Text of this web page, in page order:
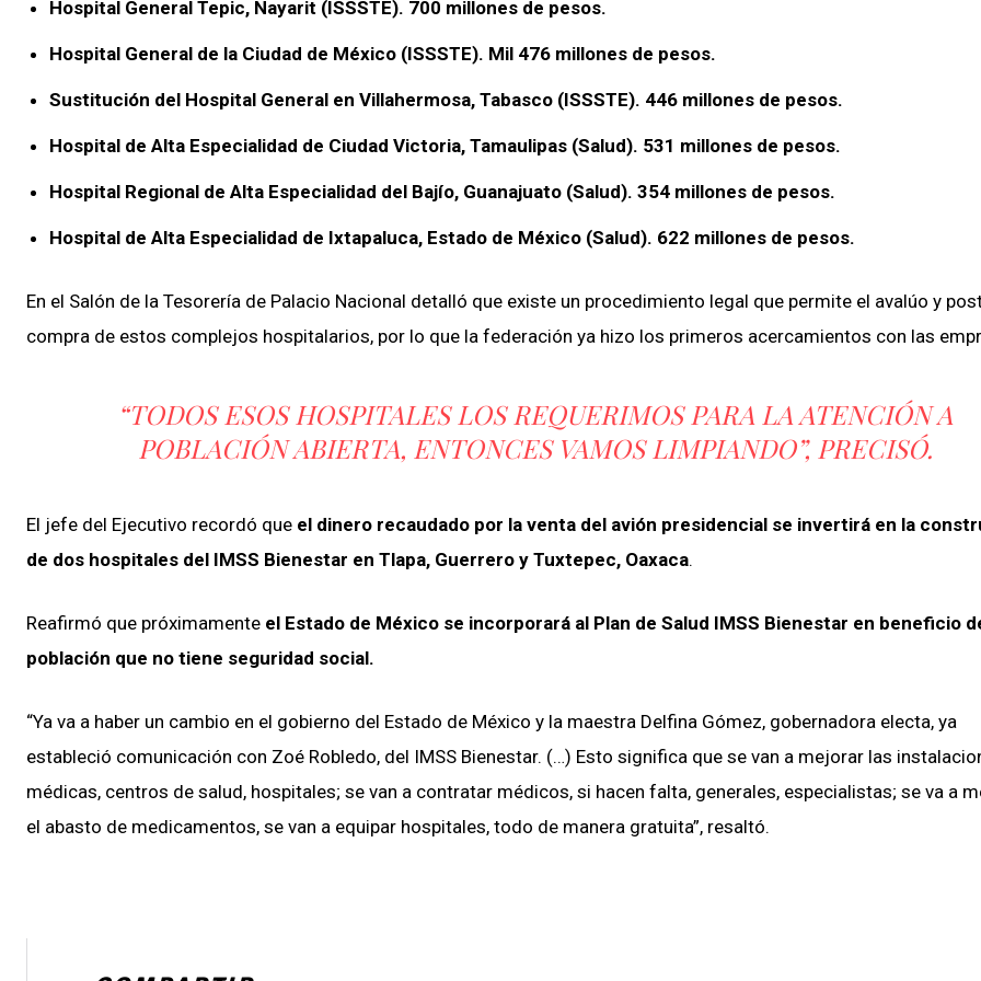
Hospital General Tepic, Nayarit (ISSSTE). 700 millones de pesos.
Hospital General de la Ciudad de México (ISSSTE). Mil 476 millones de pesos.
Sustitución del Hospital General en Villahermosa, Tabasco (ISSSTE). 446 millones de pesos.
Hospital de Alta Especialidad de Ciudad Victoria, Tamaulipas (Salud). 531 millones de pesos.
Hospital Regional de Alta Especialidad del Bajío, Guanajuato (Salud). 354 millones de pesos.
Hospital de Alta Especialidad de Ixtapaluca, Estado de México (Salud). 622 millones de pesos.
En el Salón de la Tesorería de Palacio Nacional detalló que existe un procedimiento legal que permite el avalúo y
compra de estos complejos hospitalarios, por lo que la federación ya hizo los primeros acercamientos con las
“TODOS ESOS HOSPITALES LOS REQUERIMOS PARA LA ATENCIÓN A
POBLACIÓN ABIERTA, ENTONCES VAMOS LIMPIANDO”, PRECISÓ.
El jefe del Ejecutivo recordó que el dinero recaudado por la venta del avión presidencial se invertirá en la
de dos hospitales del IMSS Bienestar en Tlapa, Guerrero y Tuxtepec, Oaxaca.
Reafirmó que próximamente el Estado de México se incorporará al Plan de Salud IMSS Bienestar en beneficio
población que no tiene seguridad social.
“Ya va a haber un cambio en el gobierno del Estado de México y la maestra Delfina Gómez, gobernadora electa, ya
estableció comunicación con Zoé Robledo, del IMSS Bienestar. (…) Esto significa que se van a mejorar las
médicas, centros de salud, hospitales; se van a contratar médicos, si hacen falta, generales, especialistas; se va a
el abasto de medicamentos, se van a equipar hospitales, todo de manera gratuita”, resaltó.